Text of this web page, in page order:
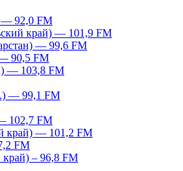
— 92,0 FM
край) — 101,9 FM
— 99,6 FM
90,5 FM
— 103,8 FM
— 99,1 FM
102,7 FM
край) — 101,2 FM
FM
край) – 96,8 FM